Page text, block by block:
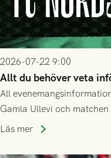
2026-07-22 9:00
Allt du behöver veta
All
Gamla Ullevi och
kvalet till Conference
Läs mer